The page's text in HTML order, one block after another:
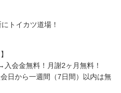
トイカツ道場！
会金無料！月謝2ヶ月無料！
日から一週間（7日間）以内は無